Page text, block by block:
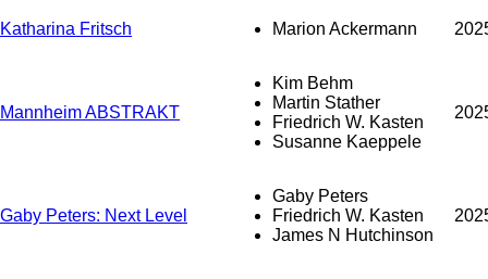
Katharina Fritsch Marion Ackermann
Mannheim ABSTRAKT
Kim Behm
Martin Stather
Friedrich W. Kasten
Susanne Kaeppele
Gaby Peters: Next Level
Gaby Peters
Friedrich W. Kasten
James N Hutchinson